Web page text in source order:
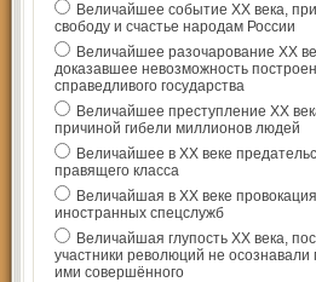
Величайшее событие ХХ века,
свободу и счастье народам России
Величайшее разочарование ХХ
доказавшее невозможность
справедливого государства
Величайшее преступление ХХ
причиной гибели миллионов людей
Величайшее в ХХ веке
правящего класса
Величайшая в ХХ веке провокация
иностранных спецслужб
Величайшая глупость ХХ века,
участники революций не осознавали
ими совершённого